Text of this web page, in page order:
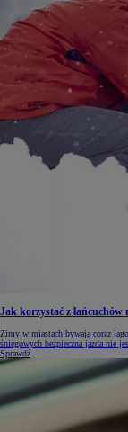
Jak korzystać z łańcuchów
Zimy w miastach bywają coraz
śniegowych bezpieczna jazda nie
Sprawdź